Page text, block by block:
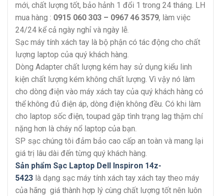
mới, chất lượng tốt, bảo hảnh 1 đổi 1 trong 24 tháng. LH
mua hàng : 0915 060 303 – 0967 46 3579, làm việc
24/24 kể cả ngày nghỉ và ngày lễ.
Sạc máy tính xách tay là bộ phận có tác động cho chất
lượng laptop của quý khách hàng.
Dòng Adapter chất lượng kém hay sử dụng kiểu linh
kiện chất lượng kém không chất lượng. Vì vậy nó làm
cho dòng điện vào máy xách tay của quý khách hàng có
thể không đủ điện áp, dòng điện không đều. Có khi làm
cho laptop sốc điện, toupad gặp tình trạng lag thậm chí
nặng hơn là cháy nổ laptop của bạn.
SP sạc chúng tôi đảm bảo cao cấp an toàn và mang lại
giá trị lâu dài đến từng quý khách hàng.
Sản phẩm Sạc Laptop Dell Inspiron 14z-
5423 là dạng sạc máy tính xách tay xách tay theo máy
của hãng giá thành hợp lý cùng chất lượng tốt nên luôn